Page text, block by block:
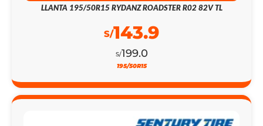
LLANTA 195/50R15 RYDANZ ROADSTER R02 82V TL
S/199.0
S/143.9
195/50R15